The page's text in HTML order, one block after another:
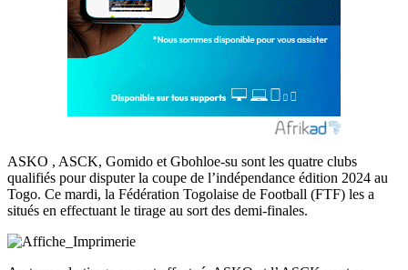
ASKO , ASCK, Gomido et Gbohloe-su sont les quatre clubs
qualifiés pour disputer la coupe de l’indépendance édition 2024 au
Togo. Ce mardi, la Fédération Togolaise de Football (FTF) les a
situés en effectuant le tirage au sort des demi-finales.